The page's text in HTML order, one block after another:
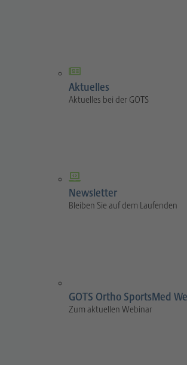
Aktuelles
Aktuelles bei der GOTS
Newsletter
Bleiben Sie auf dem Laufenden
GOTS Ortho SportsMed
Zum aktuellen Webinar